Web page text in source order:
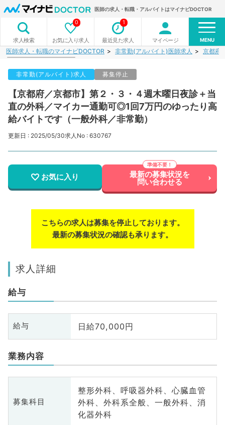
医師の求人・転職・アルバイトはマイナビDOCTOR
求人検索 お気に入り求人
0
最近見た求人
1
マイページ MENU
医師求人・転職のマイナビDOCTOR 非常勤(アルバイト)医師求人 京都府
非常勤(アルバイト)求人 募集停止
【京都府／京都市】第２・３・４週木曜日夜診＋当
直の外科／マイカー通勤可◎1回7万円のゆったり高
給バイトです（一般外科／非常勤）
更新日 : 2025/05/30求人No : 630767
お気に入り 最新の募集状況を
問い合わせる
こちらの求人は募集を停止しております。
最新の募集状況の確認も承ります。
求人詳細
給与
給与 日給70,000円
業務内容
募集科目
整形外科、呼吸器外科、心臓血管
外科、外科系全般、一般外科、消
化器外科